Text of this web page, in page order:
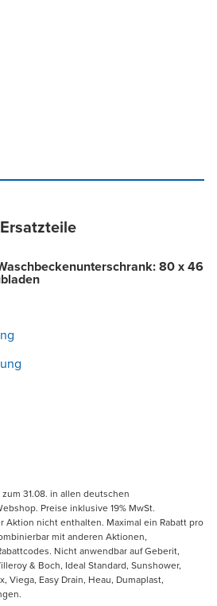
80 x 46
31.08. in allen deutschen
Preise inklusive 19% MwSt.
Aktion nicht enthalten. Maximal ein Rabatt pro
mit anderen Aktionen,
Nicht anwendbar auf Geberit,
& Boch, Ideal Standard, Sunshower,
Viega, Easy Drain, Heau, Dumaplast,